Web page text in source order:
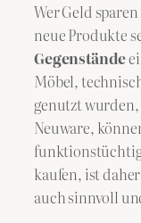
Wer Geld
neue Produkte
Gegenstände
Möbel,
genutzt
Neuware,
funktionstüchtig
kaufen, ist
auch sinnvoll